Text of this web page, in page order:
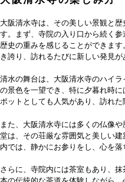
大阪清水寺は、その美しい景観と
す。まず、寺院の入り口から続く参
歴史の重みを感じることができま
き誇り、訪れるたびに新しい発見が
清水の舞台は、大阪清水寺のハイ
の景色を一望でき、特に夕暮れ時
ポットとしても人気があり、訪れた
また、大阪清水寺には多くの仏像
堂は、その荘厳な雰囲気と美しい
内では、静かにお参りをし、心を
さらに、寺院内には茶室もあり、